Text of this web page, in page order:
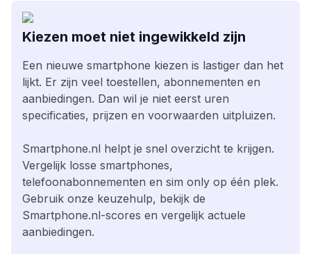
Kiezen moet niet ingewikkeld zijn
Een nieuwe smartphone kiezen is lastiger dan het
lijkt. Er zijn veel toestellen, abonnementen en
aanbiedingen. Dan wil je niet eerst uren
specificaties, prijzen en voorwaarden uitpluizen.
Smartphone.nl helpt je snel overzicht te krijgen.
Vergelijk losse smartphones,
telefoonabonnementen en sim only op één plek.
Gebruik onze keuzehulp, bekijk de
Smartphone.nl-scores en vergelijk actuele
aanbiedingen.